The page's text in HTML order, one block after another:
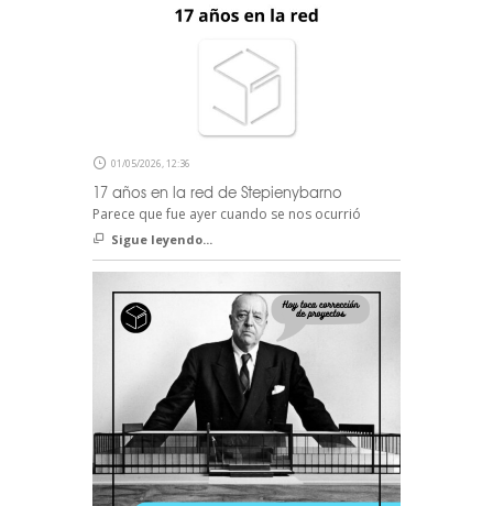
01/05/2026, 12:36
17 años en la red de Stepienybarno
Parece que fue ayer cuando se nos ocurrió
Sigue leyendo...